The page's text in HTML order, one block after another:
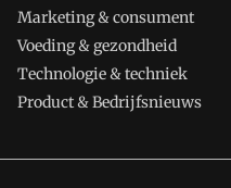
Marketing & consument
Voeding & gezondheid
Technologie & techniek
Product & Bedrijfsnieuws